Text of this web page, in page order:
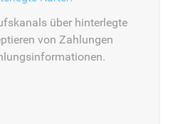
über hinterlegte
von Zahlungen